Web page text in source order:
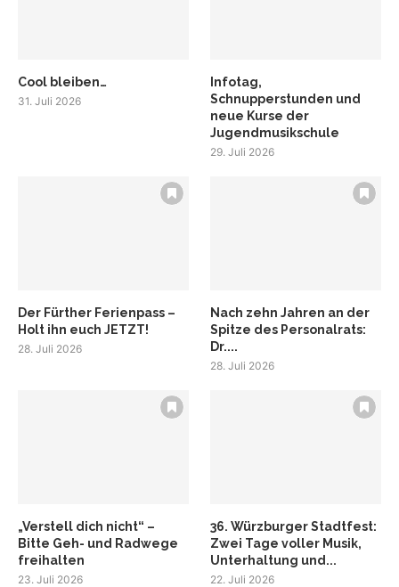
Cool bleiben…
31. Juli 2026
Infotag,
Schnupperstunden und
neue Kurse der
Jugendmusikschule
29. Juli 2026
Der Fürther Ferienpass –
Holt ihn euch JETZT!
28. Juli 2026
Nach zehn Jahren an der
Spitze des Personalrats:
Dr....
28. Juli 2026
„Verstell dich nicht“ –
Bitte Geh- und Radwege
freihalten
23. Juli 2026
36. Würzburger Stadtfest:
Zwei Tage voller Musik,
Unterhaltung und...
22. Juli 2026